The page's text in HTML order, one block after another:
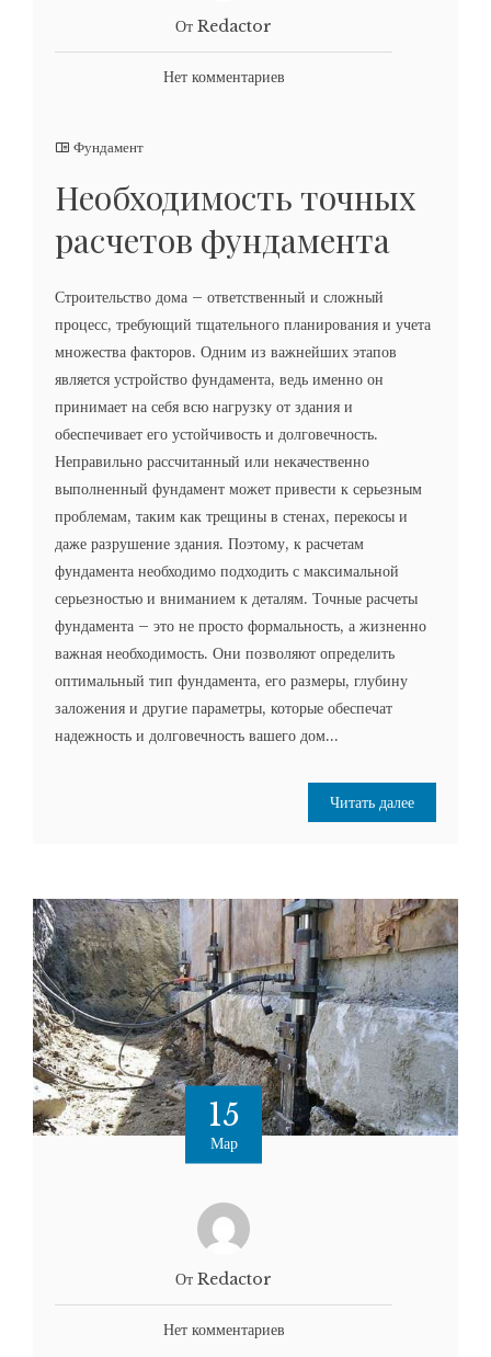
От Redactor
Нет комментариев
Фундамент
Необходимость точных
расчетов фундамента
Строительство дома – ответственный и сложный
процесс, требующий тщательного планирования и учета
множества факторов. Одним из важнейших этапов
является устройство фундамента, ведь именно он
принимает на себя всю нагрузку от здания и
обеспечивает его устойчивость и долговечность.
Неправильно рассчитанный или некачественно
выполненный фундамент может привести к серьезным
проблемам, таким как трещины в стенах, перекосы и
даже разрушение здания. Поэтому, к расчетам
фундамента необходимо подходить с максимальной
серьезностью и вниманием к деталям. Точные расчеты
фундамента – это не просто формальность, а жизненно
важная необходимость. Они позволяют определить
оптимальный тип фундамента, его размеры, глубину
заложения и другие параметры, которые обеспечат
надежность и долговечность вашего дом...
Читать далее
15
Мар
От Redactor
Нет комментариев